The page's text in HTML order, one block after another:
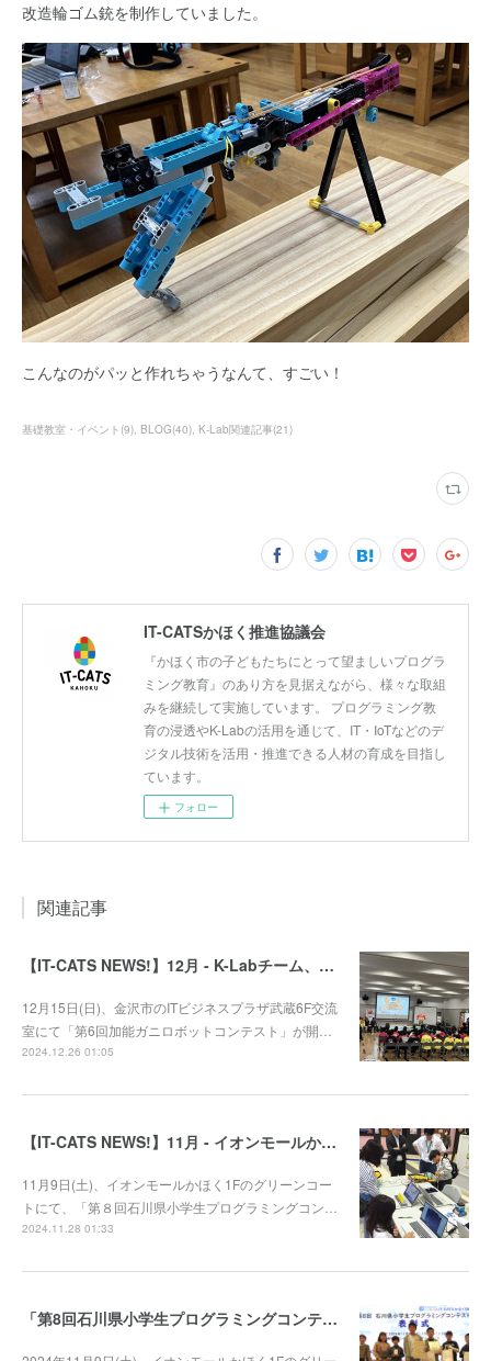
改造輪ゴム銃を制作していました。
こんなのがパッと作れちゃうなんて、すごい！
基礎教室・イベント (9) BLOG(40) K-Lab関連記事(21)
IT-CATSかほく推進協議会
『かほく市の子どもたちにとって望ましいプログラ
ミング教育』のあり方を見据えながら、様々な取組
みを継続して実施しています。 プログラミング教
育の浸透やK-Labの活用を通じて、IT・IoTなどのデ
ジタル技術を活用・推進できる人材の育成を目指し
ています。
フォロー
関連記事
【IT-CATS NEWS!】12月 - K-Labチーム、第6回加能ガニロボコンに参戦！
12月15日(日)、金沢市のITビジネスプラザ武蔵6F交流
室にて「第6回加能ガニロボットコンテスト」が開…
2024.12.26 01:05
【IT-CATS NEWS!】11月 - イオンモールかほくでプログラミング体験コーナーを開催！
11月9日(土)、イオンモールかほく1Fのグリーンコー
トにて、「第８回石川県小学生プログラミングコン…
2024.11.28 01:33
「第8回石川県小学生プログラミングコンテスト」審査結果発表！